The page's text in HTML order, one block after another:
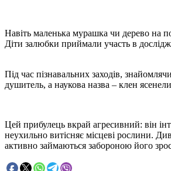
Навіть маленька мурашка чи дерево на
Діти залюбки приймали участь в
Під час пізнавальних заходів,
душитель, а наукова назва – клен
Цей прибулець вкрай агресивний: він
неухильно витісняє місцеві рослини.
активно займаються забороною його